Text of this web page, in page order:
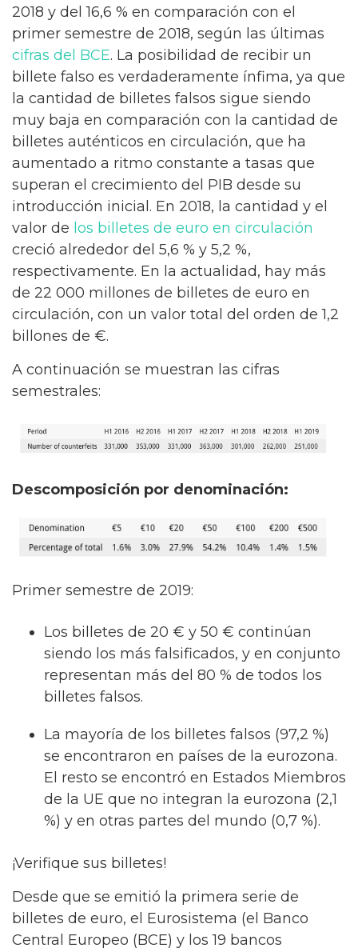
2018 y del 16,6 % en comparación con el
primer semestre de 2018, según las últimas
cifras del BCE. La posibilidad de recibir un
billete falso es verdaderamente ínfima, ya que
la cantidad de billetes falsos sigue siendo
muy baja en comparación con la cantidad de
billetes auténticos en circulación, que ha
aumentado a ritmo constante a tasas que
superan el crecimiento del PIB desde su
introducción inicial. En 2018, la cantidad y el
valor de los billetes de euro en circulación
creció alrededor del 5,6 % y 5,2 %,
respectivamente. En la actualidad, hay más
de 22 000 millones de billetes de euro en
circulación, con un valor total del orden de 1,2
billones de €.
A continuación se muestran las cifras
semestrales:
Descomposición por denominación:
Primer semestre de 2019:
Los billetes de 20 € y 50 € continúan
siendo los más falsificados, y en conjunto
representan más del 80 % de todos los
billetes falsos.
La mayoría de los billetes falsos (97,2 %)
se encontraron en países de la eurozona.
El resto se encontró en Estados Miembros
de la UE que no integran la eurozona (2,1
%) y en otras partes del mundo (0,7 %).
¡Verifique sus billetes!
Desde que se emitió la primera serie de
billetes de euro, el Eurosistema (el Banco
Central Europeo (BCE) y los 19 bancos